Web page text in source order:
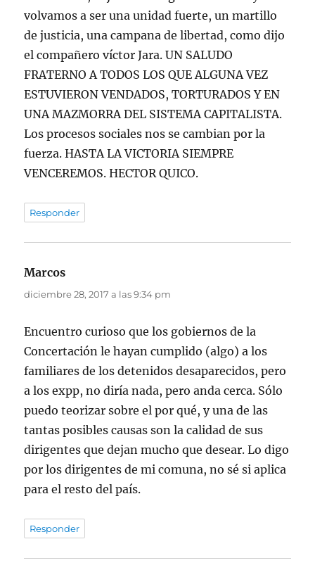
volvamos a ser una unidad fuerte, un martillo
de justicia, una campana de libertad, como dijo
el compañero víctor Jara. UN SALUDO
FRATERNO A TODOS LOS QUE ALGUNA VEZ
ESTUVIERON VENDADOS, TORTURADOS Y EN
UNA MAZMORRA DEL SISTEMA CAPITALISTA.
Los procesos sociales nos se cambian por la
fuerza. HASTA LA VICTORIA SIEMPRE
VENCEREMOS. HECTOR QUICO.
Responder
Marcos
diciembre 28, 2017 a las 9:34 pm
Encuentro curioso que los gobiernos de la
Concertación le hayan cumplido (algo) a los
familiares de los detenidos desaparecidos, pero
a los expp, no diría nada, pero anda cerca. Sólo
puedo teorizar sobre el por qué, y una de las
tantas posibles causas son la calidad de sus
dirigentes que dejan mucho que desear. Lo digo
por los dirigentes de mi comuna, no sé si aplica
para el resto del país.
Responder